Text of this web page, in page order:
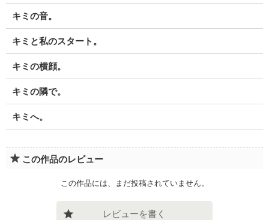
キミの音。
キミと私のスタート。
キミの横顔。
キミの隣で。
キミへ。
この作品のレビュー
この作品には、まだ投稿されていません。
レビューを書く